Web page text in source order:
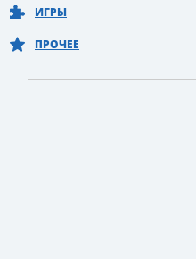
ИГРЫ
ПРОЧЕЕ